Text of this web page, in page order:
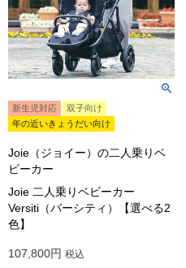
新生児対応
双子向け
年の近いきょうだい向け
Joie（ジョイー）の二人乗りベ
ビーカー
Joie 二人乗りベビーカー
Versiti（バーシティ）【選べる2
色】
107,800 税込